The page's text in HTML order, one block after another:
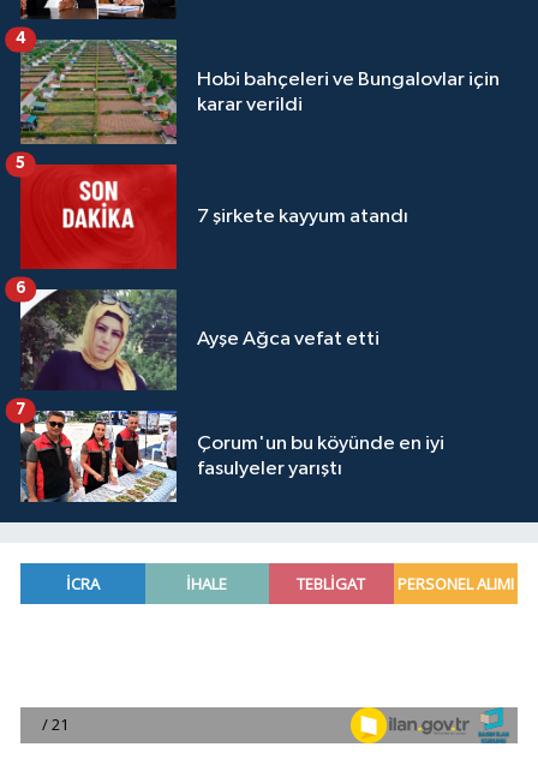
Hobi bahçeleri ve Bungalovlar için
karar verildi
4
7 şirkete kayyum atandı
5
Ayşe Ağca vefat etti
6
Çorum'un bu köyünde en iyi
fasulyeler yarıştı
7